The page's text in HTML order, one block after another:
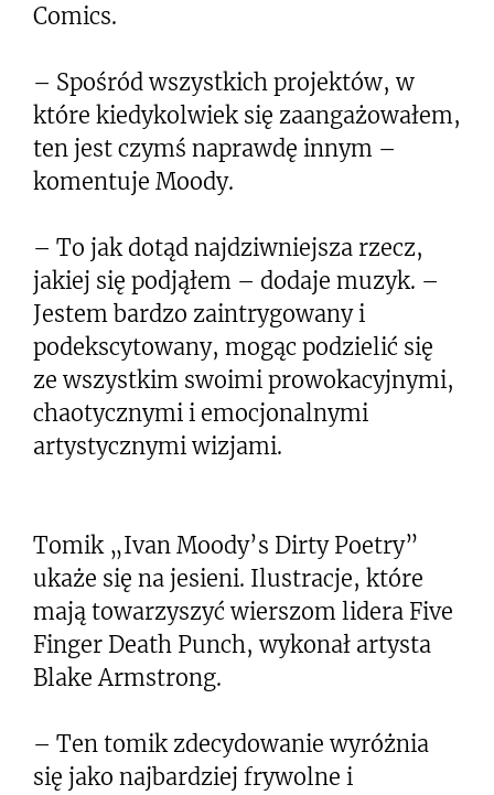
Comics.
– Spośród wszystkich projektów, w
które kiedykolwiek się zaangażowałem,
ten jest czymś naprawdę innym –
komentuje Moody.
– To jak dotąd najdziwniejsza rzecz,
jakiej się podjąłem – dodaje muzyk. –
Jestem bardzo zaintrygowany i
podekscytowany, mogąc podzielić się
ze wszystkim swoimi prowokacyjnymi,
chaotycznymi i emocjonalnymi
artystycznymi wizjami.
Tomik „Ivan Moody’s Dirty Poetry”
ukaże się na jesieni. Ilustracje, które
mają towarzyszyć wierszom lidera Five
Finger Death Punch, wykonał artysta
Blake Armstrong.
– Ten tomik zdecydowanie wyróżnia
się jako najbardziej frywolne i